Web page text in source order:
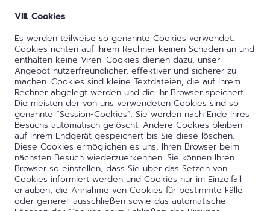
VIII. Cookies
Es werden teilweise so genannte Cookies verwendet.
Cookies richten auf Ihrem Rechner keinen Schaden an und
enthalten keine Viren. Cookies dienen dazu, unser
Angebot nutzerfreundlicher, effektiver und sicherer zu
machen. Cookies sind kleine Textdateien, die auf Ihrem
Rechner abgelegt werden und die Ihr Browser speichert.
Die meisten der von uns verwendeten Cookies sind so
genannte “Session-Cookies”. Sie werden nach Ende Ihres
Besuchs automatisch gelöscht. Andere Cookies bleiben
auf Ihrem Endgerät gespeichert bis Sie diese löschen.
Diese Cookies ermöglichen es uns, Ihren Browser beim
nächsten Besuch wiederzuerkennen. Sie können Ihren
Browser so einstellen, dass Sie über das Setzen von
Cookies informiert werden und Cookies nur im Einzelfall
erlauben, die Annahme von Cookies für bestimmte Fälle
oder generell ausschließen sowie das automatische